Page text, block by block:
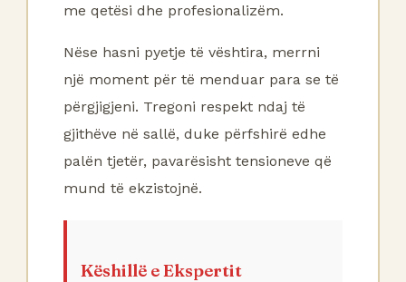
me qetësi dhe profesionalizëm.
Nëse hasni pyetje të vështira, merrni
një moment për të menduar para se të
përgjigjeni. Tregoni respekt ndaj të
gjithëve në sallë, duke përfshirë edhe
palën tjetër, pavarësisht tensioneve që
mund të ekzistojnë.
Këshillë e Ekspertit